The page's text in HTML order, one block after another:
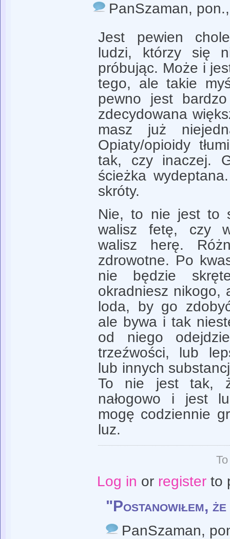
PanSzaman,
Jest pewien
ludzi, którzy się
próbując. Może i
tego, ale takie
pewno jest
zdecydowana
masz już
Opiaty/opioidy
tak, czy inaczej.
ścieżka
skróty.
Nie, to nie jest to
walisz fetę, czy
walisz herę.
zdrowotne. Po
nie będzie
okradniesz nikogo,
loda, by go
ale bywa i tak
od niego
trzeźwości, lub
lub innych
To nie jest tak,
nałogowo i jest
mogę codziennie
luz.
Log in or registerto
"Postanowiłem, że
PanSzaman,